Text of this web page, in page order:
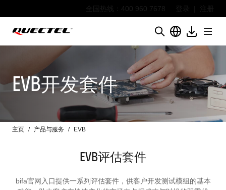
全国热线：400 960 7678 登录
EVB开发套件
主页 产品与服务 EVB
EVB评估套件
bifa官网入口提供一系列评估套件，供客户开发测试模组的基本